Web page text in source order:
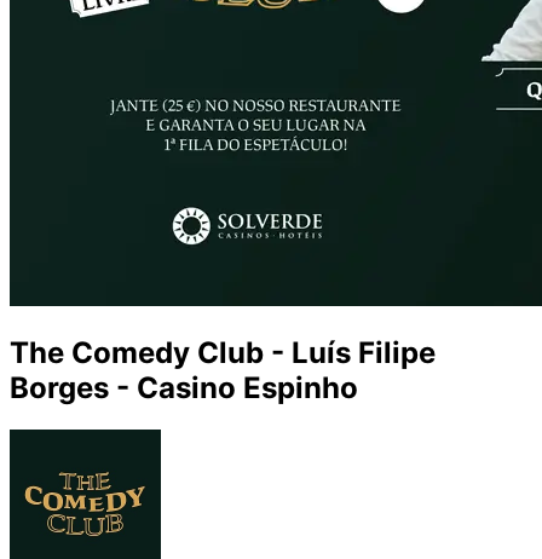
The Comedy Club - Luís Filipe
Borges - Casino Espinho